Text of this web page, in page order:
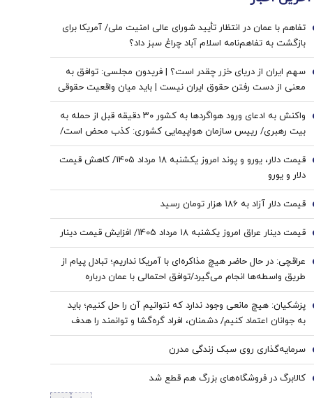
تفاهم با عمان در انتظار تأیید شورای عالی امنیت ملی/ آمریکا برای
بازگشت به تفاهم‌نامه اسلام آباد چراغ سبز داد؟
سهم ایران از دریای خزر چقدر است؟ | فریدون مجلسی: توافق به
معنی از دست رفتن حقوق ایران نیست | باید میان واقعیت حقوقی
و هیاهوی سیاسی در موضوع دریای خزر تفکیک قائل شد
واکنش به ادعای ورود هواگردها به کشور ٣٠ دقیقه قبل از حمله به
بیت رهبری/ رییس سازمان هواپیمایی کشوری: کذب محض است/
اگر چنین گزارشی وجود داشت، خودمان آن را اطلاع‌رسانی می‌کردیم
قیمت دلار، یورو و پوند امروز یکشنبه ۱۸ مرداد 1405/ کاهش قیمت
دلار و یورو
قیمت دلار آزاد به 186 هزار تومان رسید
قیمت دینار عراق امروز یکشنبه ۱۸ مرداد 1405/ افزایش قیمت دینار
عراقچی: در حال حاضر هیچ مذاکره‌ای با آمریکا نداریم؛ تبادل پیام از
طریق واسطه‌ها انجام می‌گیرد/توافق احتمالی با عمان درباره
مسیرهای دریایی به معنای باز شدن تنگه هرمز نیست
پزشکیان: هیچ مانعی وجود ندارد که نتوانیم آن را حل کنیم؛ باید
به جوانان اعتماد کنیم/ دشمنان، افراد گره‌گشا و توانمند را هدف
قرار می‌دهند
سرمایه‌گذاری روی سبک زندگی مدرن
کالابرگ در فروشگاه‌های بزرگ هم قطع شد